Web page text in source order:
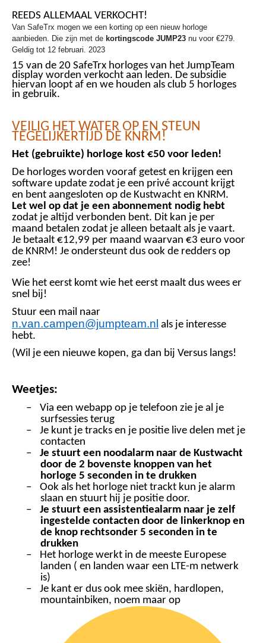
REEDS ALLEMAAL VERKOCHT!
Van SafeTrx mogen we een korting op een nieuw horloge
aanbieden. Die zijn met de kortingscode JUMP23 nu voor €279.
Geldig tot 12 februari. 2023
15 van de 20 SafeTrx horloges van het JumpTeam
display worden verkocht aan leden. De subsidie
hiervan loopt af en we houden als club 5 horloges
in gebruik.
VEILIG HET WATER OP EN STEUN
TEGELIJKERTIJD DE KNRM!
Het (gebruikte) horloge kost €50 voor leden!
De horloges worden vooraf getest en krijgen een
software update zodat je een privé account krijgt
en bent aangesloten op de Kustwacht en KNRM.
Let wel op dat je een abonnement nodig hebt
zodat je altijd verbonden bent. Dit kan je per
maand betalen zodat je alleen betaalt als je vaart.
Je betaalt €12,99 per maand waarvan €3 euro voor
de KNRM! Je ondersteunt dus ook de redders op
zee!
Wie het eerst komt wie het eerst maalt dus wees er
snel bij!
Stuur een mail naar
n.van.campen@jumpteam.nl als je interesse
hebt.
(Wil je een nieuwe kopen, ga dan bij Versus langs!
Weetjes:
–
Via een webapp op je telefoon zie je al je
surfsessies terug
–
Je kunt je tracks en je positie live delen met je
contacten
–
Je stuurt een noodalarm naar de Kustwacht
door de 2 bovenste knoppen van het
horloge 5 seconden in te drukken
–
Ook als het horloge niet trackt kun je alarm
slaan en stuurt hij je positie door.
–
Je stuurt een assistentiealarm naar je zelf
ingestelde contacten door de linkerknop en
de knop rechtsonder 5 seconden in te
drukken
–
Het horloge werkt in de meeste Europese
landen ( en landen waar een LTE-m netwerk
is)
–
Je kant er dus ook mee skiën, hardlopen,
mountainbiken, noem maar op